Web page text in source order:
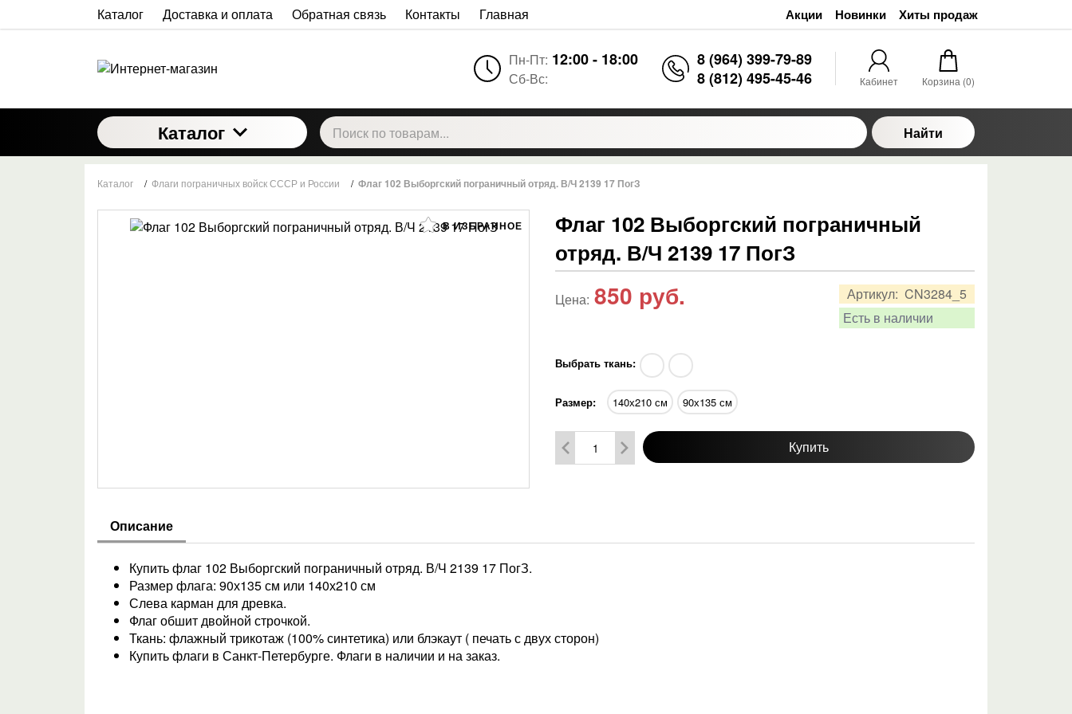
Каталог Доставка и оплата Обратная связь Контакты Главная Акции Новинки Хиты продаж
Пн-Пт: 12:00 - 18:00
Сб-Вс:
8 (964) 399-79-89
8 (812) 495-45-46
Кабинет Корзина (0)
Каталог Найти
Каталог / Флаги пограничных войск СССР и России / Флаг 102 Выборгский пограничный отряд. В/Ч 2139 17 ПогЗ
В ИЗБРАННОЕ
Флаг 102 Выборгский пограничный
отряд. В/Ч 2139 17 ПогЗ
Артикул: CN3284_5
Есть в наличии
Цена: 850 руб.
Выбрать ткань:
Размер: 140х210 см 90х135 см
Купить
Описание
Купить флаг 102 Выборгский пограничный отряд. В/Ч 2139 17 ПогЗ.
Размер флага: 90х135 см или 140х210 см
Слева карман для древка.
Флаг обшит двойной строчкой.
Ткань: флажный трикотаж (100% синтетика) или блэкаут ( печать с двух сторон)
Купить флаги в Санкт-Петербурге. Флаги в наличии и на заказ.